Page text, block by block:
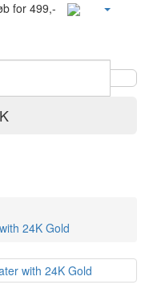
for 499,-
24K Gold